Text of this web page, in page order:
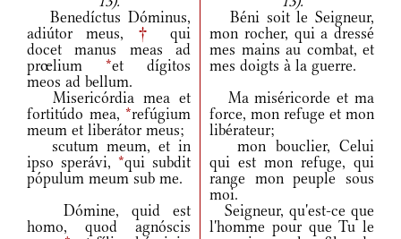
Benedíctus Dóminus,
adiútor meus, †
qui
docet manus meas ad
prœlium *et dígitos
meos ad bellum.
Béni soit le Seigneur,
mon rocher, qui a dressé
mes mains au combat, et
mes doigts à la guerre.
Misericórdia mea et
fortitúdo mea, *refúgium
meum et liberátor meus;
Ma miséricorde et ma
force, mon refuge et mon
libérateur;
scutum meum, et in
ipso sperávi, *qui subdit
pópulum meum sub me.
mon bouclier, Celui
qui est mon refuge, qui
range mon peuple sous
moi.
Dómine, quid est
homo, quod agnóscis
Seigneur, qu'est-ce que
l'homme pour que Tu le